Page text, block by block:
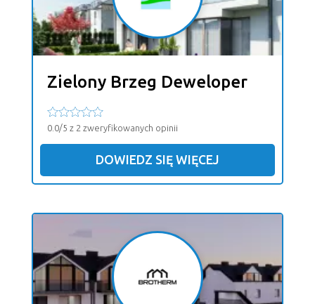
Zielony Brzeg Deweloper
0.0/5 z 2 zweryfikowanych opinii
DOWIEDZ SIĘ WIĘCEJ